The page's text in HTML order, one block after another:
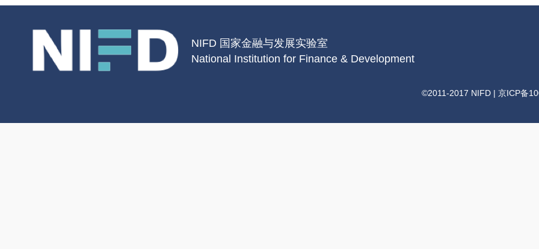
NIFD 国家金融与发展实验室
National Institution for Finance & Development
©2011-2017 NIFD |京ICP备